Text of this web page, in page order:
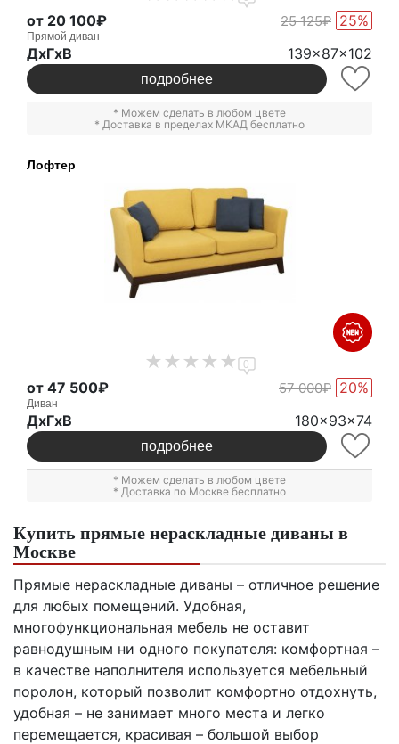
от 20 100₽ 25 125₽ 25%
Прямой диван
ДxГxВ 139x87x102
подробнее
* Можем сделать в любом цвете
* Доставка в пределах МКАД бесплатно
Лофтер
0
от 47 500₽ 57 000₽ 20%
Диван
ДxГxВ 180x93x74
подробнее
* Можем сделать в любом цвете
* Доставка по Москве бесплатно
Купить прямые нераскладные диваны в
Москве
Прямые нераскладные диваны – отличное решение
для любых помещений. Удобная,
многофункциональная мебель не оставит
равнодушным ни одного покупателя: комфортная –
в качестве наполнителя используется мебельный
поролон, который позволит комфортно отдохнуть,
удобная – не занимает много места и легко
перемещается, красивая – большой выбор